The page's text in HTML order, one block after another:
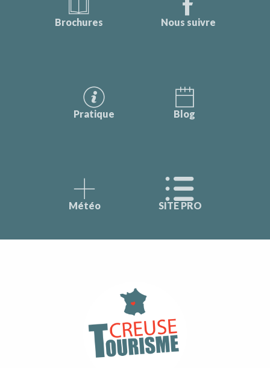
Brochures Nous suivre
Pratique Blog
Météo SITE PRO